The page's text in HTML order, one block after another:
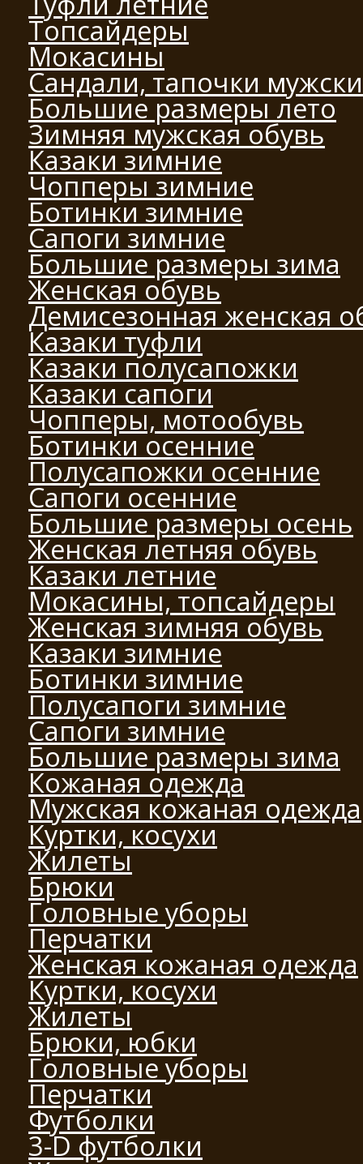
Топсайдеры
Мокасины
Сандали, тапочки
Большие размеры лето
Зимняя мужская обувь
Казаки зимние
Чопперы зимние
Ботинки зимние
Сапоги зимние
Большие размеры зима
Женская обувь
Демисезонная женская
Казаки туфли
Казаки полусапожки
Казаки сапоги
Чопперы, мотообувь
Ботинки осенние
Полусапожки осенние
Сапоги осенние
Большие размеры осень
Женская летняя обувь
Казаки летние
Мокасины, топсайдеры
Женская зимняя обувь
Казаки зимние
Ботинки зимние
Полусапоги зимние
Сапоги зимние
Большие размеры зима
Кожаная одежда
Мужская кожаная одежда
Куртки, косухи
Жилеты
Брюки
Головные уборы
Перчатки
Женская кожаная одежда
Куртки, косухи
Жилеты
Брюки, юбки
Головные уборы
Перчатки
Футболки
3-D футболки